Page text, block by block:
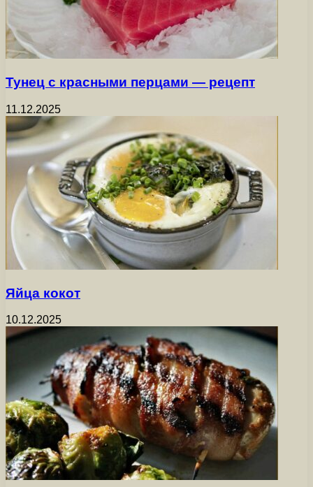
Тунец с красными перцами — рецепт
11.12.2025
Яйца кокот
10.12.2025